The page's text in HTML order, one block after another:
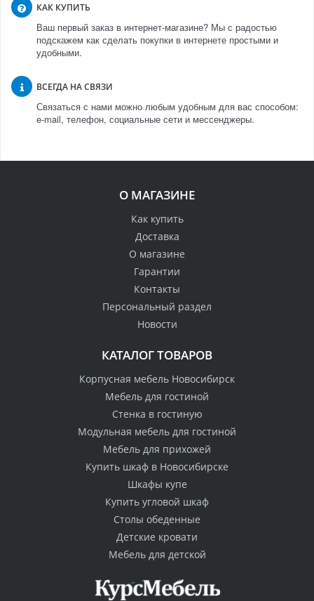
КАК КУПИТЬ
Ваш первый заказ в интернет-магазине? Мы с радостью
подскажем как сделать покупки в интернете простыми и
удобными.
ВСЕГДА НА СВЯЗИ
Связаться с нами можно любым удобным для вас способом:
e-mail, телефон, социальные сети и мессенджеры.
О МАГАЗИНЕ
Как купить
Доставка
О магазине
Гарантии
Контакты
Персональный раздел
Новости
КАТАЛОГ ТОВАРОВ
Корпусная мебель Новосибирск
Мебель для гостиной
Стенка в гостиную
Модульная мебель для гостиной
Мебель для прихожей
Купить шкаф в Новосибирске
Шкафы купе
Купить угловой шкаф
Столы обеденные
Детские кровати
Мебель для детской